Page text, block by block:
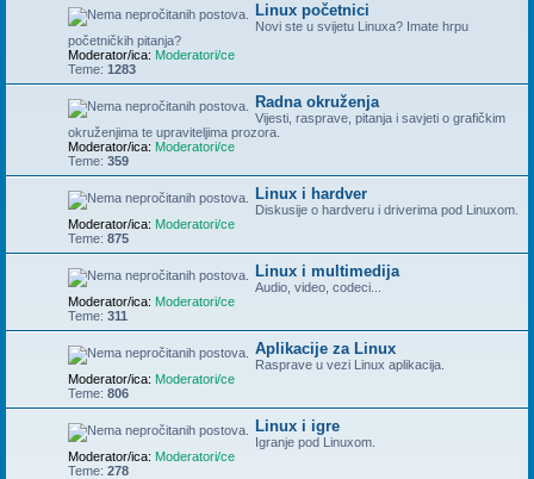
Linux početnici
Novi ste u svijetu Linuxa? Imate hrpu
početničkih pitanja?
Moderator/ica: Moderatori/ce
Teme: 1283
Radna okruženja
Vijesti, rasprave, pitanja i savjeti o grafičkim
okruženjima te upraviteljima prozora.
Moderator/ica: Moderatori/ce
Teme: 359
Linux i hardver
Diskusije o hardveru i driverima pod Linuxom.
Moderator/ica: Moderatori/ce
Teme: 875
Linux i multimedija
Audio, video, codeci...
Moderator/ica: Moderatori/ce
Teme: 311
Aplikacije za Linux
Rasprave u vezi Linux aplikacija.
Moderator/ica: Moderatori/ce
Teme: 806
Linux i igre
Igranje pod Linuxom.
Moderator/ica: Moderatori/ce
Teme: 278